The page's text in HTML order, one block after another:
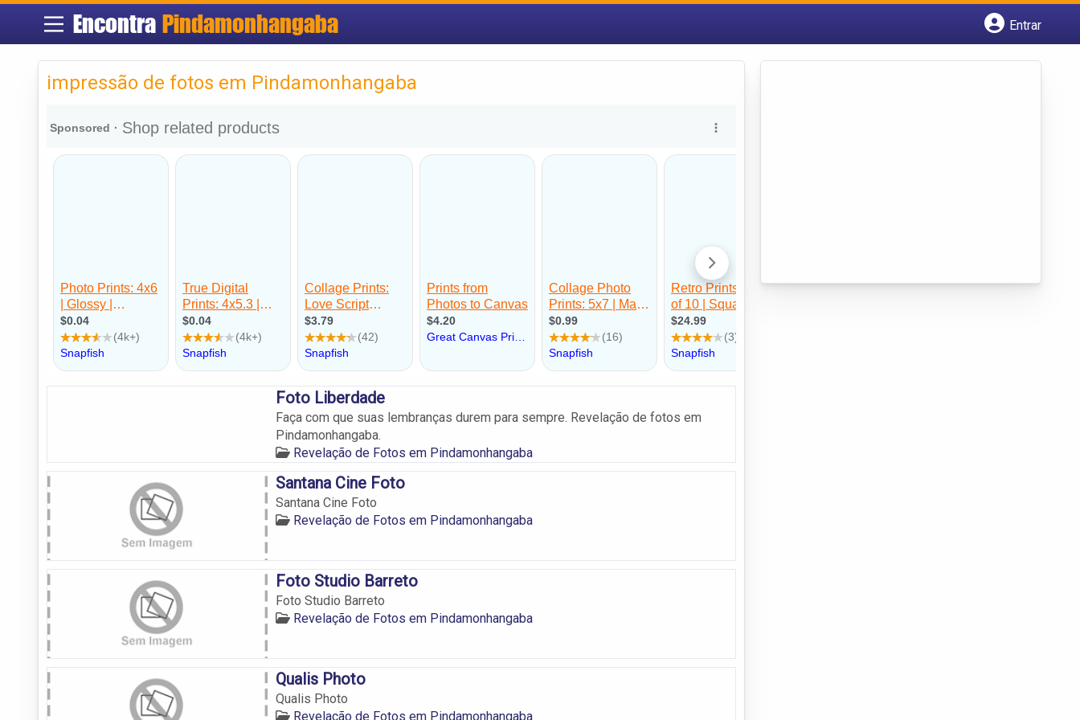
Encontra Pindamonhangaba
Entrar
impressão de fotos em Pindamonhangaba
Foto Liberdade
Faça com que suas lembranças durem para sempre. Revelação de fotos em
Pindamonhangaba.
Revelação de Fotos em Pindamonhangaba
Santana Cine Foto
Santana Cine Foto
Revelação de Fotos em Pindamonhangaba
Foto Studio Barreto
Foto Studio Barreto
Revelação de Fotos em Pindamonhangaba
Qualis Photo
Qualis Photo
Revelação de Fotos em Pindamonhangaba